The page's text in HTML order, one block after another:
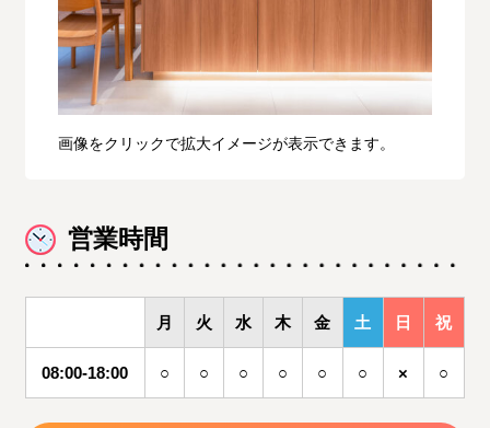
画像をクリックで拡大イメージが表示できます。
営業時間
月 火 水 木 金 土 日 祝
08:00-18:00 ○ ○ ○ ○ ○ ○ × ○